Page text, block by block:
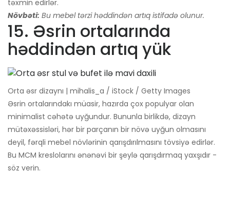
təxmin edirlər.
Növbəti: Bu mebel tərzi həddindən artıq istifadə olunur.
15. Əsrin ortalarında
həddindən artıq yük
Orta əsr dizaynı | mihalis_a / iStock / Getty Images
Əsrin ortalarındakı müasir, hazırda çox populyar olan
minimalist cəhətə uyğundur. Bununla birlikdə, dizayn
mütəxəssisləri, hər bir parçanın bir növə uyğun olmasını
deyil, fərqli mebel növlərinin qarışdırılmasını tövsiyə edirlər.
Bu MCM kreslolarını ənənəvi bir şeylə qarışdırmaq yaxşıdır -
söz verin.